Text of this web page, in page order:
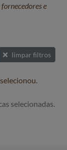
e
limpar filtros
selecionadas.